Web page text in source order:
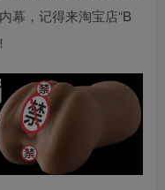
幕，记得来淘宝店“B